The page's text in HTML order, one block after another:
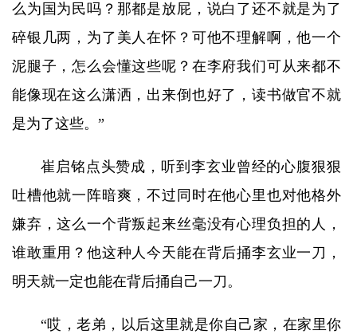
么为国为民吗？那都是放屁，说白了还不就是为了
碎银几两，为了美人在怀？可他不理解啊，他一个
泥腿子，怎么会懂这些呢？在李府我们可从来都不
能像现在这么潇洒，出来倒也好了，读书做官不就
是为了这些。”
崔启铭点头赞成，听到李玄业曾经的心腹狠狠
吐槽他就一阵暗爽，不过同时在他心里也对他格外
嫌弃，这么一个背叛起来丝毫没有心理负担的人，
谁敢重用？他这种人今天能在背后捅李玄业一刀，
明天就一定也能在背后捅自己一刀。
“哎，老弟，以后这里就是你自己家，在家里你